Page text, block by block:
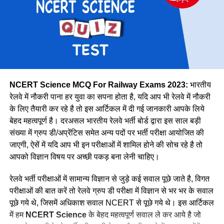
वे कहती है कि उनके इस काम को लेकर कई लोग ताने सुनाते है लेकिन वे
लोगों की बातों पर ध्यान नहीं देती है और अपना काम पूरे मन से करती है।
नीलम मानती है कि महिलाओ को हर क्षेत्र में आना चाहिए। क्योंकि महिला
पुरुष से बेहतर काम कर सकती है।
30327
1069
18383
उत्तर
38967
उत्तर पश्चिमी
15207
दक्षिण मध्य
16947
दक्षिण पूर्व मध्य
8025
दक्षिण पूर्व
17661
दक्षिण
22357
दक्षिण पश्चिम
6581
पश्चिम मध्य
11636
NCERT Science MCQ For Railway Exams 2023: भारतीय
रेलवे में नौकरी पाना हर युवा का सपना होता है, यदि आप भी रेलवे में नौकरी
के लिए तैयारी कर रहे है तो इस आर्टिकल में दी गई जानकारी आपके लिये
बेहद महत्वपूर्ण है। दरअसल भारतीय रेलवे भर्ती बोर्ड द्वारा इस साल बड़ी
संख्या में ग्रुप डी/अप्रेंटिस समेत अन्य पदों पर भर्ती परीक्षा आयोजित की
जाएगी, ऐसें में यदि आप भी इन परीक्षाओं में शामिल होने की सोच रहे है तो
आपको विज्ञान विषय पर अच्छी पकड़ बना लेनी चाहिए।
रेलवे भर्ती परीक्षाओं में सामान्य विज्ञान से जुड़े कई सवाल पूछे जाते है, विगत
परीक्षाओं की बात करें तो रेलवे ग्रुप डी परीक्षा में विज्ञान से भर भर के सवाल
पूछे गये थे, जिसमें अधिकाश सवाल NCERT से पूछे गये थे। इस आर्टिकल
में हम NCERT Scienceके बेहद महत्वपूर्ण सवाल ले कर आये है जो